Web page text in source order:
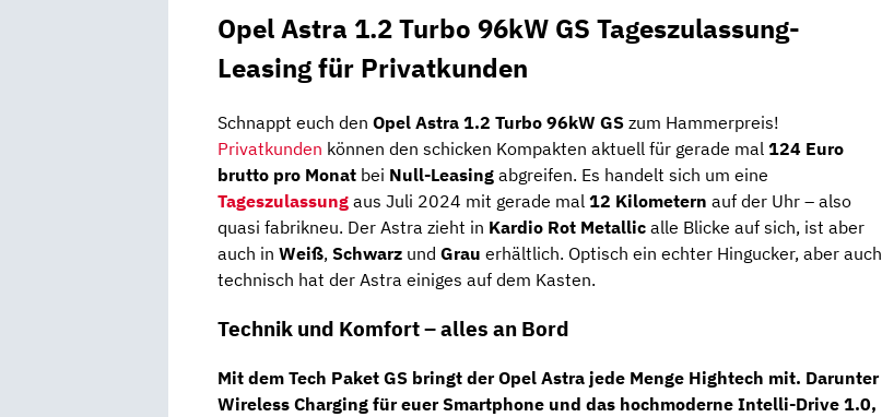
Opel Astra 1.2 Turbo 96kW GS Tageszulassung-
Leasing für Privatkunden
Schnappt euch den Opel Astra 1.2 Turbo 96kW GS zum Hammerpreis!
Privatkunden können den schicken Kompakten aktuell für gerade mal 124 Euro
brutto pro Monat bei Null-Leasing abgreifen. Es handelt sich um eine
Tageszulassung aus Juli 2024 mit gerade mal 12 Kilometern auf der Uhr – also
quasi fabrikneu. Der Astra zieht in Kardio Rot Metallic alle Blicke auf sich, ist aber
auch in Weiß, Schwarz und Grau erhältlich. Optisch ein echter Hingucker, aber auch
technisch hat der Astra einiges auf dem Kasten.
Technik und Komfort – alles an Bord
Mit dem Tech Paket GS bringt der Opel Astra jede Menge Hightech mit. Darunter
Wireless Charging für euer Smartphone und das hochmoderne Intelli-Drive 1.0,